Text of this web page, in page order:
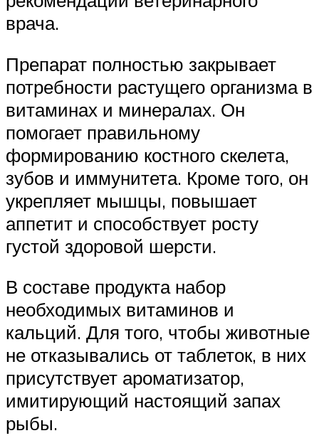
врача.
Препарат полностью закрывает
потребности растущего организма в
витаминах и минералах. Он
помогает правильному
формированию костного скелета,
зубов и иммунитета. Кроме того, он
укрепляет мышцы, повышает
аппетит и способствует росту
густой здоровой шерсти.
В составе продукта набор
необходимых витаминов и
кальций. Для того, чтобы животные
не отказывались от таблеток, в них
присутствует ароматизатор,
имитирующий настоящий запах
рыбы.